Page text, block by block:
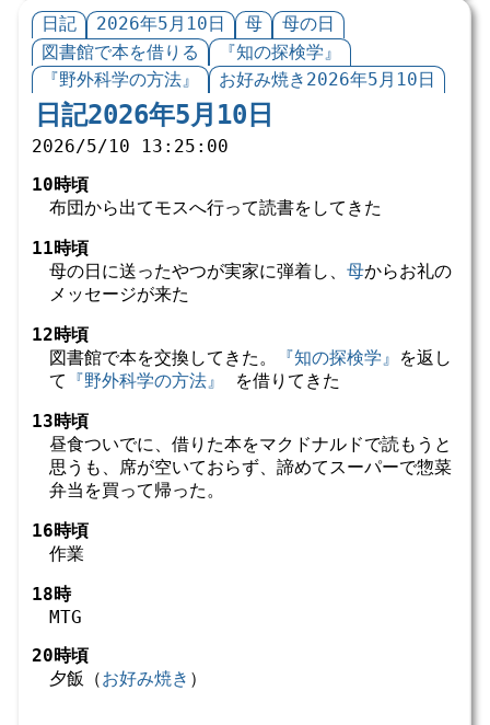
日記 2026年5月10日 母
母の日
図書館で本を借りる
『知の探検学』
『野外科学の方法』
お好み焼き2026年5月10日
日記2026年5月10日
2026/5/10 13:25:00
10時頃
布団から出てモスへ行って読書をしてきた
11時頃
母の日に送ったやつが実家に弾着し、 母からお礼の
メッセージが来た
12時頃
図書館で本を交換してきた。
『知の探検学』 を返し
て 『野外科学の方法』
を借りてきた
13時頃
昼食ついでに、借りた本をマクドナルドで読もうと
思うも、席が空いておらず、諦めてスーパーで惣菜
弁当を買って帰った。
16時頃
作業
18時
MTG
20時頃
夕飯（お好み焼き ）